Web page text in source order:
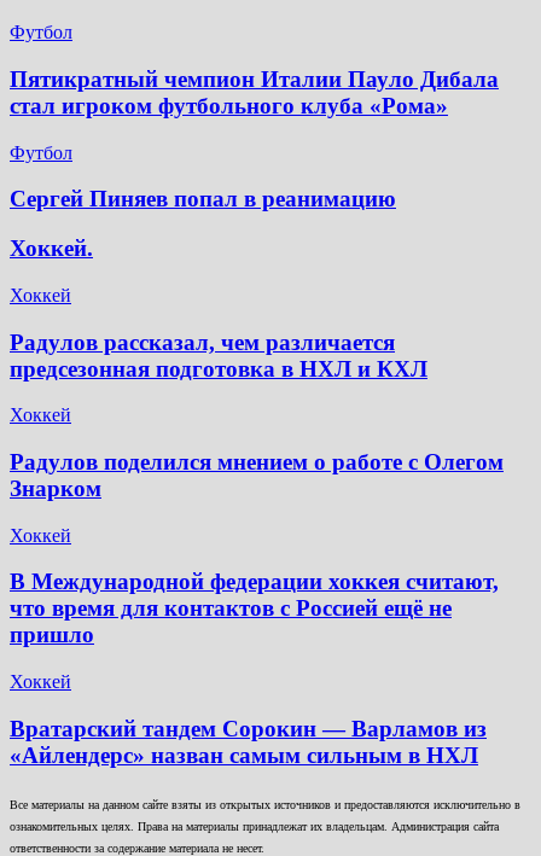
Футбол
Пятикратный чемпион Италии Пауло Дибала
стал игроком футбольного клуба «Рома»
Футбол
Сергей Пиняев попал в реанимацию
Хоккей.
Хоккей
Радулов рассказал, чем различается
предсезонная подготовка в НХЛ и КХЛ
Хоккей
Радулов поделился мнением о работе с Олегом
Знарком
Хоккей
В Международной федерации хоккея считают,
что время для контактов с Россией ещё не
пришло
Хоккей
Вратарский тандем Сорокин — Варламов из
«Айлендерс» назван самым сильным в НХЛ
Все материалы на данном сайте взяты из открытых источников и предоставляются исключительно в
ознакомительных целях. Права на материалы принадлежат их владельцам. Администрация сайта
ответственности за содержание материала не несет.